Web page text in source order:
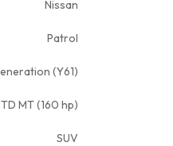
Nissan
Patrol
(Y61)
MT (160 hp)
SUV